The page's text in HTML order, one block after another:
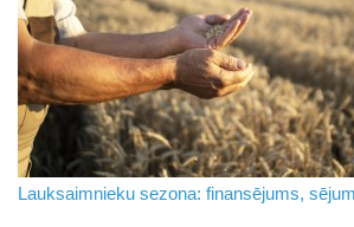
Lauksaimnieku sezona: finansējums,